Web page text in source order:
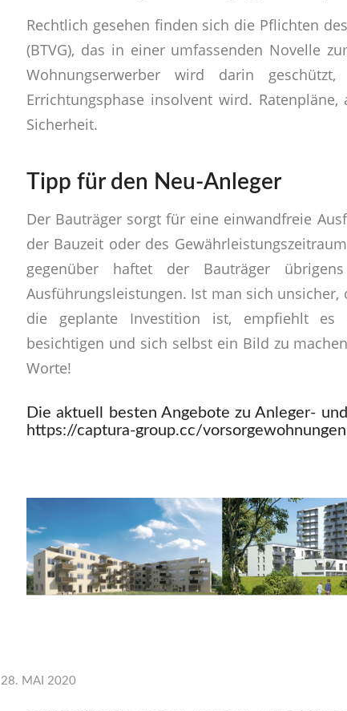
Rechtlich gesehen finden sich die Pflichten
(BTVG), das in einer umfassenden Novelle
Wohnungserwerber wird darin
Errichtungsphase insolvent wird.
Sicherheit.
Tipp für den Neu-Anleger
Der Bauträger sorgt für eine einwandfreie
der Bauzeit oder des
gegenüber haftet der Bauträger
Ausführungsleistungen. Ist man sich
die geplante Investition ist, empfiehlt es
besichtigen und sich selbst ein Bild zu
Worte!
Die aktuell besten Angebote zu Anleger-
https://captura-group.cc/
28. MAI 2020